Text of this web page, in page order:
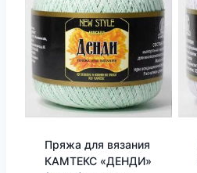
Пряжа для вязания
КАМТЕКС «ДЕНДИ»